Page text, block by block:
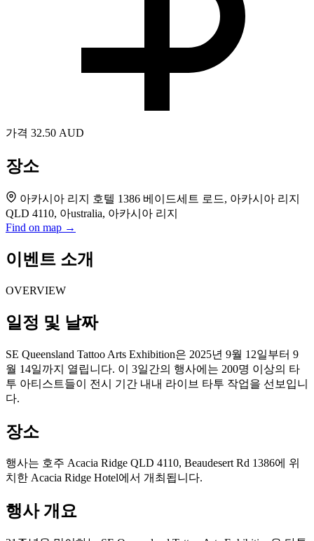
가격 32.50 AUD
장소
아카시아 리지 호텔 1386 베이드세트 로드, 아카시아 리지
QLD 4110, 아ustralia, 아카시아 리지
Find on map →
이벤트 소개
OVERVIEW
일정 및 날짜
SE Queensland Tattoo Arts Exhibition은 2025년 9월 12일부터 9
월 14일까지 열립니다. 이 3일간의 행사에는 200명 이상의 타
투 아티스트들이 전시 기간 내내 라이브 타투 작업을 선보입니
다.
장소
행사는 호주 Acacia Ridge QLD 4110, Beaudesert Rd 1386에 위
치한 Acacia Ridge Hotel에서 개최됩니다.
행사 개요